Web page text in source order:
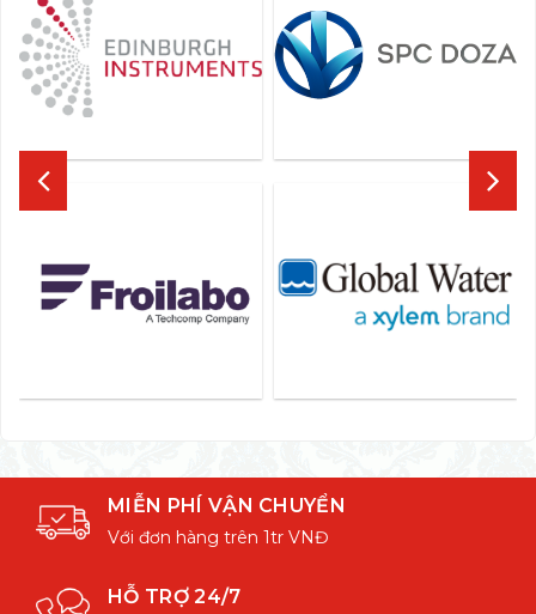
MIỄN PHÍ VẬN CHUYỂN
Với đơn hàng trên 1tr VNĐ
HỖ TRỢ 24/7